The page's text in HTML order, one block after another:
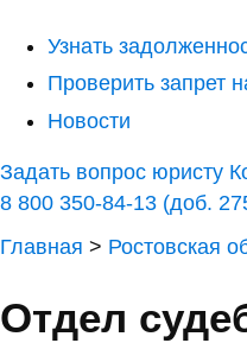
Узнать
Проверить запрет
Новости
Задать вопрос юристу
8 800 350-84-13 (доб.
Главная > Ростовская
Отдел